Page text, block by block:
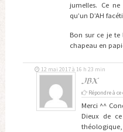
jumelles. Ce
qu’un D’AH
Bon sur ce je te
chapeau en
JBX
12 mai 2017 à 16 h 23 min
Répondre à
Merci ^^
Dieux de